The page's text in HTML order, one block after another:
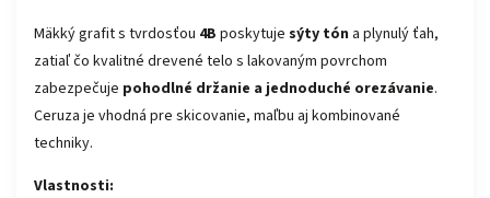
Mäkký grafit s tvrdosťou 4B poskytuje sýty tón a plynulý ťah,
zatiaľ čo kvalitné drevené telo s lakovaným povrchom
zabezpečuje pohodlné držanie a jednoduché orezávanie.
Ceruza je vhodná pre skicovanie, maľbu aj kombinované
techniky.
Vlastnosti: